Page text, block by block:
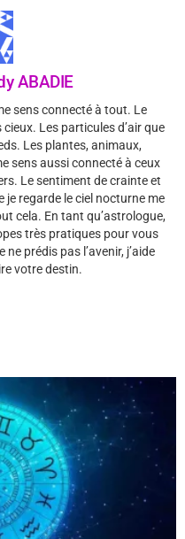
ABADIE
sens connecté à tout. Le
Les particules d’air que
Les plantes, animaux,
sens aussi connecté à ceux
Le sentiment de crainte et
je regarde le ciel nocturne me
cela. En tant qu’astrologue,
très pratiques pour vous
prédis pas l’avenir, j’aide
votre destin.